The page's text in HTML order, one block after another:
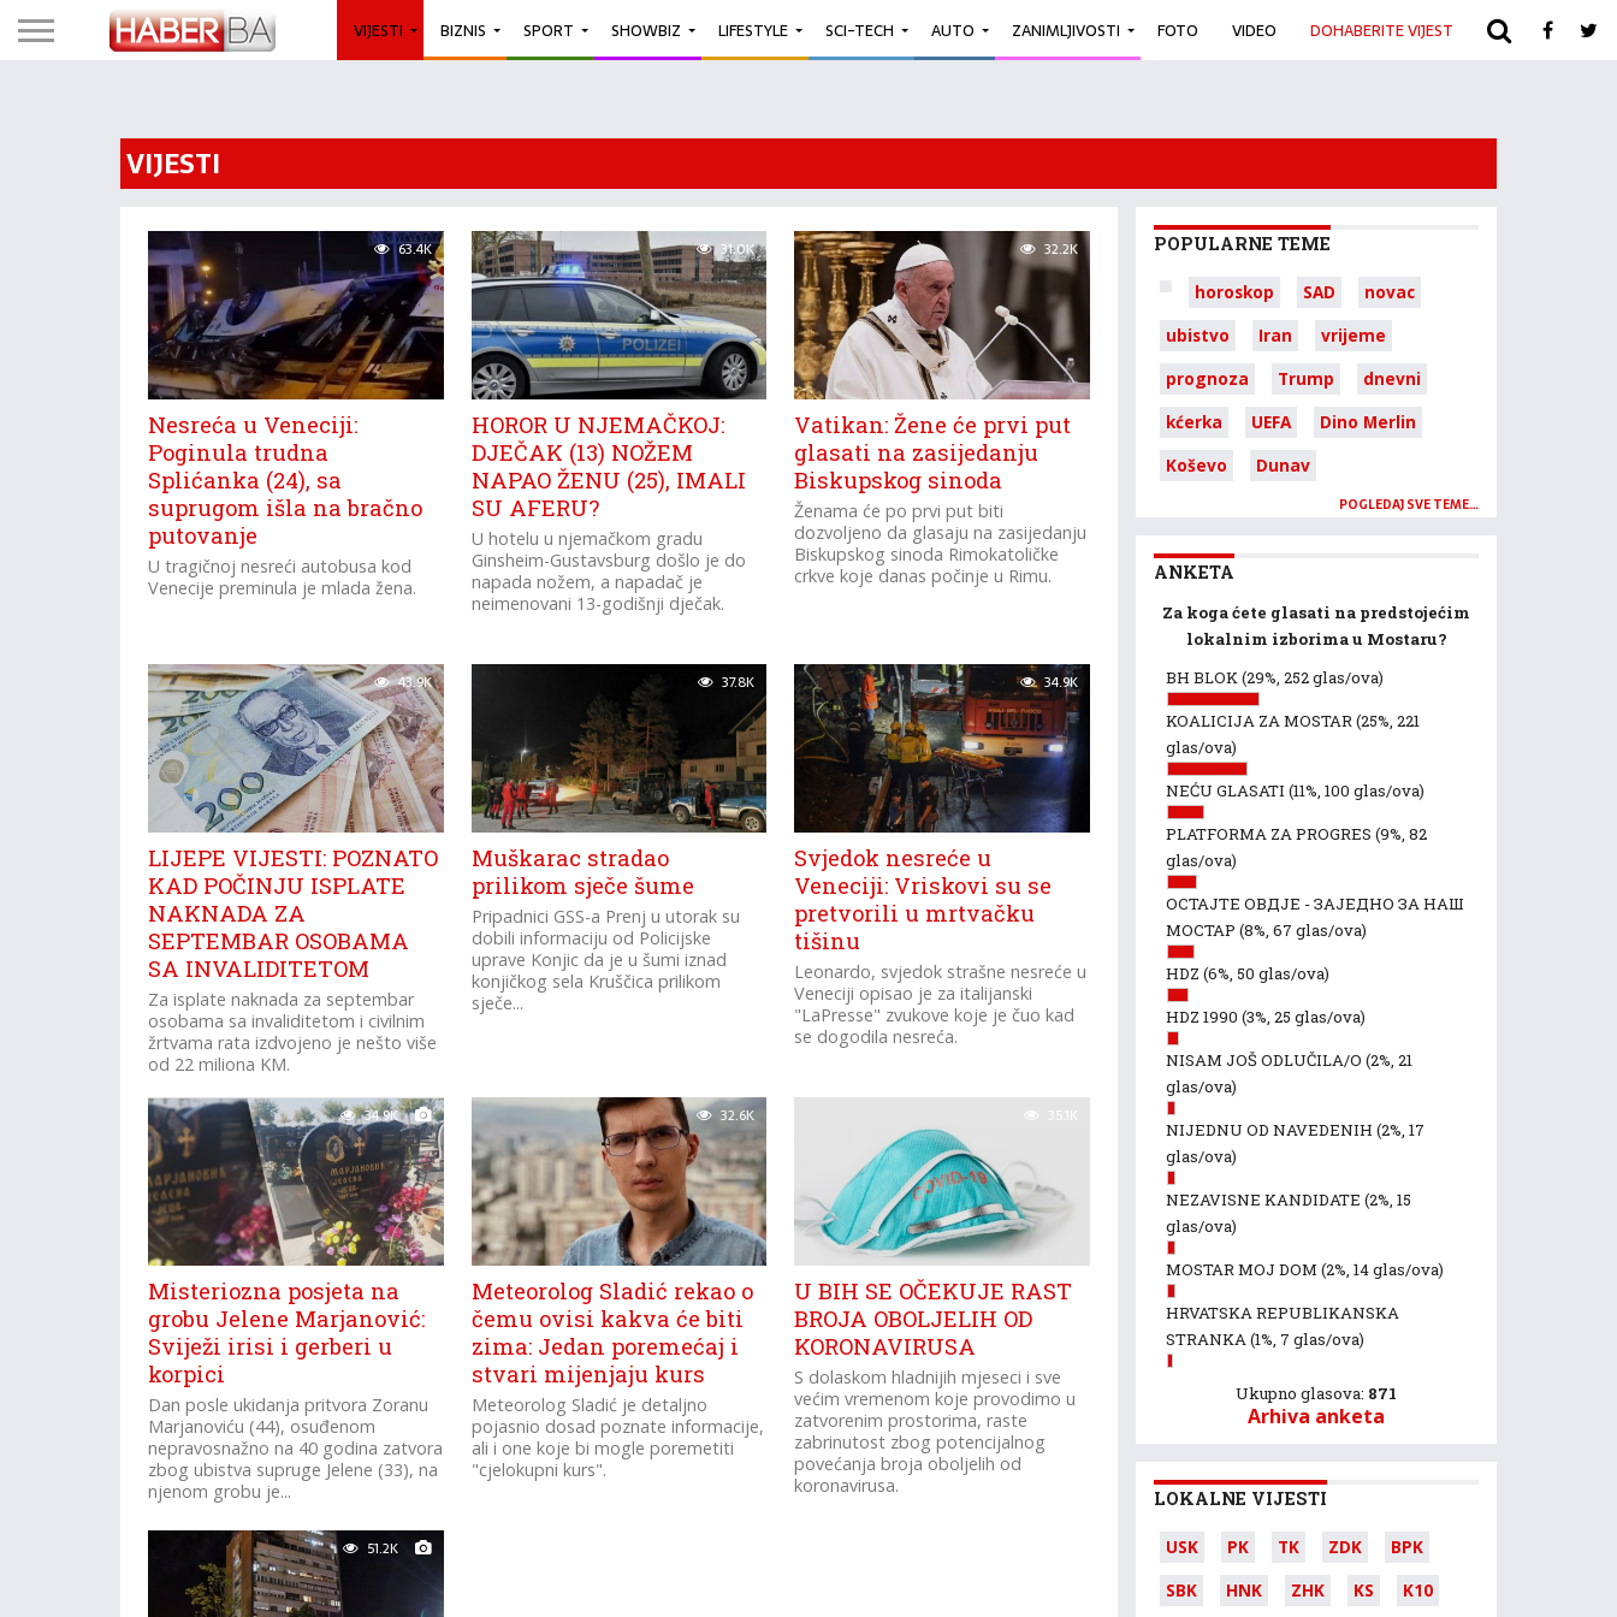
VIJESTI BIZNIS SPORT SHOWBIZ LIFESTYLE SCI-TECH AUTO ZANIMLJIVOSTI FOTO VIDEO DOHABERITE VIJEST ARHIVA
VIJESTI
63.4K
Nesreća u Veneciji:
Poginula trudna
Splićanka (24), sa
suprugom išla na bračno
putovanje
U tragičnoj nesreći autobusa kod
Venecije preminula je mlada žena.
31.0K
HOROR U NJEMAČKOJ:
DJEČAK (13) NOŽEM
NAPAO ŽENU (25), IMALI
SU AFERU?
U hotelu u njemačkom gradu
Ginsheim-Gustavsburg došlo je do
napada nožem, a napadač je
neimenovani 13-godišnji dječak.
32.2K
Vatikan: Žene će prvi put
glasati na zasijedanju
Biskupskog sinoda
Ženama će po prvi put biti
dozvoljeno da glasaju na zasijedanju
Biskupskog sinoda Rimokatoličke
crkve koje danas počinje u Rimu.
43.9K
LIJEPE VIJESTI: POZNATO
KAD POČINJU ISPLATE
NAKNADA ZA
SEPTEMBAR OSOBAMA
SA INVALIDITETOM
Za isplate naknada za septembar
osobama sa invaliditetom i civilnim
žrtvama rata izdvojeno je nešto više
od 22 miliona KM.
37.8K
Muškarac stradao
prilikom sječe šume
Pripadnici GSS-a Prenj u utorak su
dobili informaciju od Policijske
uprave Konjic da je u šumi iznad
konjičkog sela Kruščica prilikom
sječe...
34.9K
Svjedok nesreće u
Veneciji: Vriskovi su se
pretvorili u mrtvačku
tišinu
Leonardo, svjedok strašne nesreće u
Veneciji opisao je za italijanski
"LaPresse" zvukove koje je čuo kad
se dogodila nesreća.
34.9K
Misteriozna posjeta na
grobu Jelene Marjanović:
Sviježi irisi i gerberi u
korpici
Dan posle ukidanja pritvora Zoranu
Marjanoviću (44), osuđenom
nepravosnažno na 40 godina zatvora
zbog ubistva supruge Jelene (33), na
njenom grobu je...
32.6K
Meteorolog Sladić rekao o
čemu ovisi kakva će biti
zima: Jedan poremećaj i
stvari mijenjaju kurs
Meteorolog Sladić je detaljno
pojasnio dosad poznate informacije,
ali i one koje bi mogle poremetiti
"cjelokupni kurs".
35.1K
U BIH SE OČEKUJE RAST
BROJA OBOLJELIH OD
KORONAVIRUSA
S dolaskom hladnijih mjeseci i sve
većim vremenom koje provodimo u
zatvorenim prostorima, raste
zabrinutost zbog potencijalnog
povećanja broja oboljelih od
koronavirusa.
51.2K
POPULARNE TEME
horoskop SAD
novac
ubistvo
Iran
vrijeme
prognoza
Trump
dnevni
kćerka
UEFA
Dino Merlin
Koševo
Dunav
POGLEDAJ SVE TEME…
ANKETA
Za koga ćete glasati na predstojećim
lokalnim izborima u Mostaru?
BH BLOK(29%, 252 glas/ova)
KOALICIJA ZA MOSTAR(25%, 221
glas/ova)
NEĆU GLASATI (11%, 100 glas/ova)
PLATFORMA ZA PROGRES (9%, 82
glas/ova)
ОСТАЈТЕ ОВДЈЕ - ЗАЈЕДНО ЗА НАШ
МОСТАР (8%, 67 glas/ova)
HDZ (6%, 50 glas/ova)
HDZ 1990 (3%, 25 glas/ova)
NISAM JOŠ ODLUČILA/O (2%, 21
glas/ova)
NIJEDNU OD NAVEDENIH (2%, 17
glas/ova)
NEZAVISNE KANDIDATE (2%, 15
glas/ova)
MOSTAR MOJ DOM (2%, 14 glas/ova)
HRVATSKA REPUBLIKANSKA
STRANKA(1%, 7 glas/ova)
Ukupno glasova: 871
Arhiva anketa
LOKALNE VIJESTI
USK PK TK ZDK
BPK
SBK
HNK ZHK KS
K10